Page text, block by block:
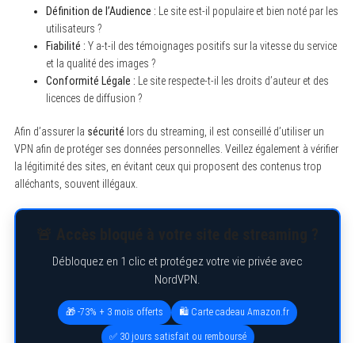
Définition de l’Audience : Le site est-il populaire et bien noté par les
utilisateurs ?
Fiabilité : Y a-t-il des témoignages positifs sur la vitesse du service
et la qualité des images ?
Conformité Légale : Le site respecte-t-il les droits d’auteur et des
licences de diffusion ?
Afin d’assurer la sécurité lors du streaming, il est conseillé d’utiliser un
VPN afin de protéger ses données personnelles. Veillez également à vérifier
la légitimité des sites, en évitant ceux qui proposent des contenus trop
alléchants, souvent illégaux.
Débloquez en 1 clic et protégez votre vie privée avec
NordVPN.
🎁 -73% + 3 mois offerts 🛍️ Carte cadeau Amazon.fr
✅ 30 jours satisfait ou remboursé